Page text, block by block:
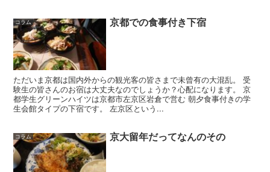
コラム 京都での食事付き下宿
ただいま京都は国内外からの観光客の皆さまで未曾有の大混乱。 受
験生の皆さんのお宿は大丈夫なのでしょうか？心配になります。 京
都学生グリーンハイツは京都市左京区岩倉で営む 朝夕食事付きの学
生会館タイプの下宿です。 左京区という...
コラム 京大留年だってなんのその